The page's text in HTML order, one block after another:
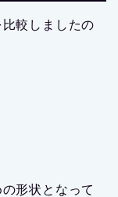
較しましたの
形状となって